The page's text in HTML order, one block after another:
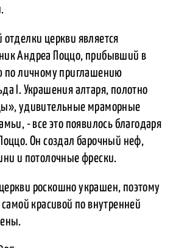
церкви является
Андреа Поццо, прибывший в
по личному приглашению
I. Украшения алтаря, полотно
удивительные мраморные
- все это появилось благодаря
Он создал барочный неф,
и потолочные фрески.
роскошно украшен, поэтому
красивой по внутренней